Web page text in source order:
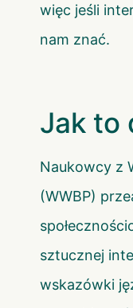
więc jeśli
nam znać.
Jak to
Naukowcy z
(WWBP)
sztucznej
wskazówki